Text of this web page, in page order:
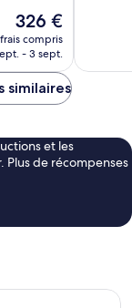
Le
nouveau
prix
de
326 €
compris
- 3 sept.
similaires
et les
Plus de récompenses